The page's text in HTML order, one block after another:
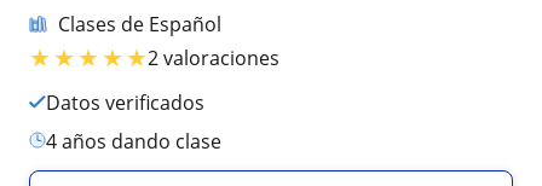
Clases de Español
★★★★★2 valoraciones
Datos verificados
4 años dando clase